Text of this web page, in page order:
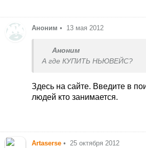
Аноним • 13 мая 2012
Аноним
А где КУПИТЬ НЬЮВЕЙС?
Здесь на сайте. Введите в
людей кто занимается.
Artaserse • 25 октября 2012